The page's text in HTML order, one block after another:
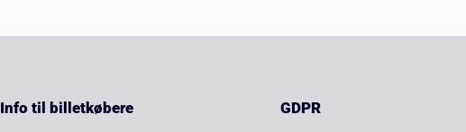
Info til billetkøbere GDPR